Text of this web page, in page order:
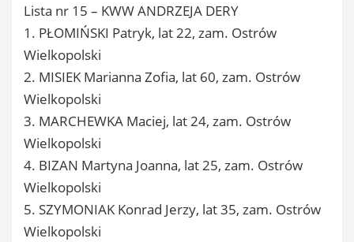
Lista nr 15 – KWW ANDRZEJA DERY
1. PŁOMIŃSKI Patryk, lat 22, zam. Ostrów
Wielkopolski
2. MISIEK Marianna Zofia, lat 60, zam. Ostrów
Wielkopolski
3. MARCHEWKA Maciej, lat 24, zam. Ostrów
Wielkopolski
4. BIZAN Martyna Joanna, lat 25, zam. Ostrów
Wielkopolski
5. SZYMONIAK Konrad Jerzy, lat 35, zam. Ostrów
Wielkopolski